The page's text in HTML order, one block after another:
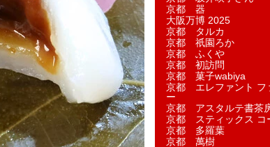
京都 器
大阪万博 2025
京都 タルカ
京都 祇園ろか
京都 ふくや
京都 初訪問
京都 菓子wabiya
京都 エレファント フ
ー
京都 アスタルテ書茶
京都 スティックス コ
京都 多羅葉
京都 萬樹